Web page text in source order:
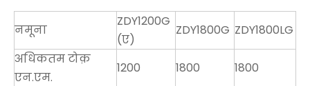
नमूना
ZDY1200G
(ए)
ZDY1800G ZDY1800LG
अधिकतम टोक़
एन.एम.
1200 1800
1800